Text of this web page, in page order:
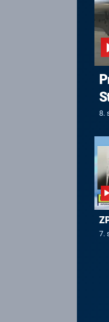
8.
7.